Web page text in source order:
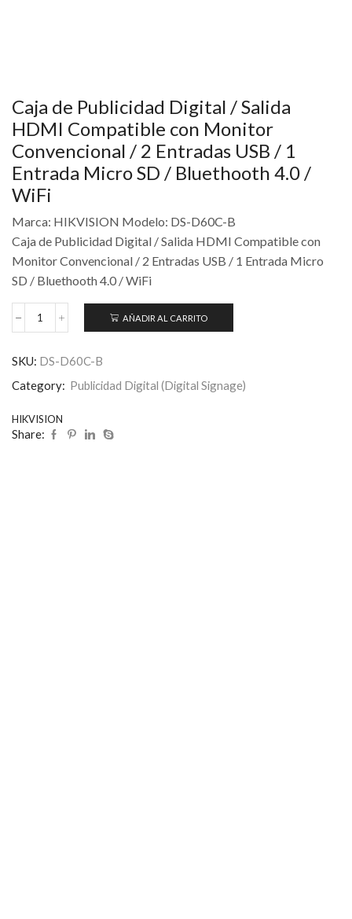
Caja de Publicidad Digital / Salida
HDMI Compatible con Monitor
Convencional / 2 Entradas USB / 1
Entrada Micro SD / Bluethooth 4.0 /
WiFi
Marca: HIKVISION Modelo: DS-D60C-B
Caja de Publicidad Digital / Salida HDMI Compatible con
Monitor Convencional / 2 Entradas USB / 1 Entrada Micro
SD / Bluethooth 4.0 / WiFi
AÑADIR AL CARRITO
SKU: DS-D60C-B
Category: Publicidad Digital (Digital Signage)
HIKVISION
Share: